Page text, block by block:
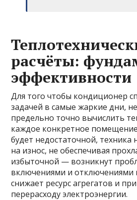
расчёты:
эффективности
Для того чтобы кондиционер
задачей в самые жаркие дни,
предельно точно вычислить
каждое конкретное
будет недостаточной, техника
на износ, не обеспечивая
избыточной — возникнут
включениями и отключениями
снижает ресурс агрегатов и
перерасходу электроэнергии.